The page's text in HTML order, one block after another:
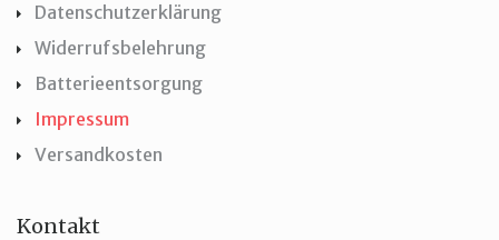
Datenschutzerklärung
Widerrufsbelehrung
Batterieentsorgung
Impressum
Versandkosten
Kontakt